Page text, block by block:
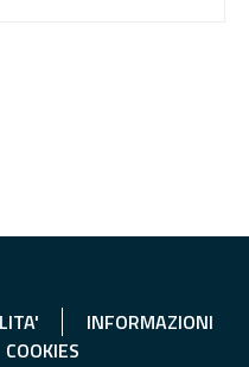
INFORMAZIONI
COOKIES